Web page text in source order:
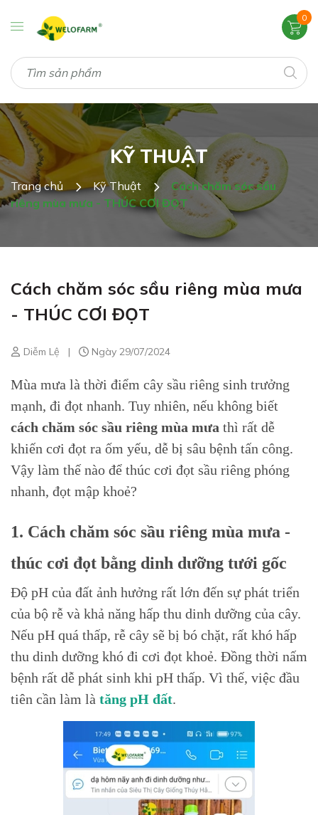
0
KỸ THUẬT
Trang chủ Kỹ Thuật
Cách chăm sóc sầu
riêng mùa mưa - THÚC CƠI ĐỌT
Cách chăm sóc sầu riêng mùa mưa
- THÚC CƠI ĐỌT
Diễm Lệ | Ngày 29/07/2024
Mùa mưa là thời điểm cây sầu riêng sinh trưởng
mạnh, đi đọt nhanh. Tuy nhiên, nếu không biết
cách chăm sóc sầu riêng mùa mưa thì rất dễ
khiến cơi đọt ra ốm yếu, dễ bị sâu bệnh tấn công.
Vậy làm thế nào để thúc cơi đọt sầu riêng phóng
nhanh, đọt mập khoẻ?
1. Cách chăm sóc sầu riêng mùa mưa -
thúc cơi đọt bằng dinh dưỡng tưới gốc
Độ pH của đất ảnh hưởng rất lớn đến sự phát triển
của bộ rễ và khả năng hấp thu dinh dưỡng của cây.
Nếu pH quá thấp, rễ cây sẽ bị bó chặt, rất khó hấp
thu dinh dưỡng khó đi cơi đọt khoẻ. Đồng thời nấm
bệnh rất dễ phát sinh khi pH thấp. Vì thế, việc đầu
tiên cần làm là tăng pH đất.